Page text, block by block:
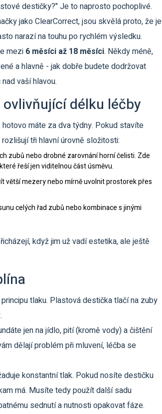
destičky?" Je to naprosto pochoplivé.
jakoClearCorrect, jsou skvělá proto, že je
narazí na touhu po rychlém výsledku.
mezi 6 měsíci až 18 měsíci. Někdy méně,
a hlavně - jak dobře budete dodržovat
vaší hlavou.
délku léčby
máte za dva týdny. Pokud stavíte
tři hlavní úrovně složitosti:
zubů nebo drobné zarovnání horní čelisti. Zde
řeší jen viditelnou část úsměvu.
větší mezery nebo mírně uvolnit prostorek přes
celých řad zubů nebo kombinace s jinými
když jim už vadí estetika, ale ještě
tlaku. Plastová destička tlačí na zuby
jen na jídlo, pití (kromě vody) a čištění
dělají problém při mluvení, léčba se
konstantní tlak. Pokud nosíte destičku
má. Musíte tedy použít další sadu
sednutí a nutnosti opakovat fáze.